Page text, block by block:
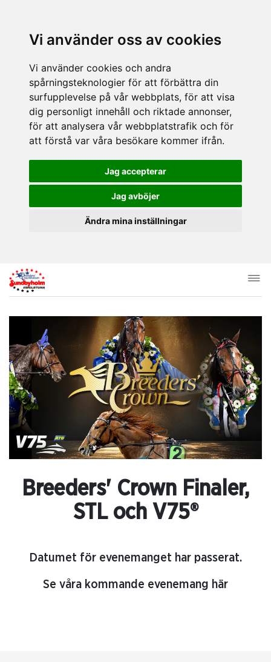
Vi använder oss av cookies
Vi använder cookies och andra
spårningsteknologier för att förbättra din
surfupplevelse på vår webbplats, för att visa
dig personligt innehåll och riktade annonser,
för att analysera vår webbplatstrafik och för
att förstå var våra besökare kommer ifrån.
Jag accepterar
Jag avböjer
Ändra mina inställningar
Breeders' Crown Finaler,
STL och V75®
Datumet för evenemanget har passerat.
Se våra kommande evenemang här